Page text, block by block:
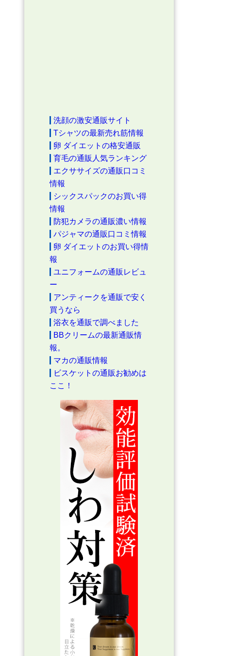
洗顔の激安通販サイト
Tシャツの最新売れ筋情報
卵 ダイエットの格安通販
育毛の通販人気ランキング
エクササイズの通販口コミ
情報
シックスパックのお買い得
情報
防犯カメラの通販濃い情報
パジャマの通販口コミ情報
卵 ダイエットのお買い得情
報
ユニフォームの通販レビュ
ー
アンティークを通販で安く
買うなら
浴衣を通販で調べました
BBクリームの最新通販情
報。
マカの通販情報
ビスケットの通販お勧めは
ここ！